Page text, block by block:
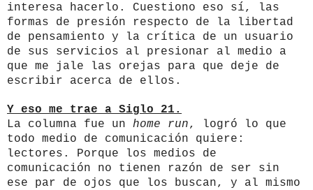
interesa hacerlo. Cuestiono eso sí, las
formas de presión respecto de la libertad
de pensamiento y la crítica de un usuario
de sus servicios al presionar al medio a
que me jale las orejas para que deje de
escribir acerca de ellos.
Y eso me trae a Siglo 21.
La columna fue un home run, logró lo que
todo medio de comunicación quiere:
lectores. Porque los medios de
comunicación no tienen razón de ser sin
ese par de ojos que los buscan, y al mismo